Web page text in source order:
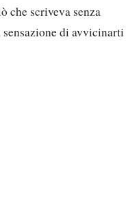
che scriveva senza
di avvicinarti